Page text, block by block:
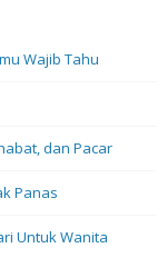
Wajib Tahu
dan Pacar
Panas
Untuk Wanita